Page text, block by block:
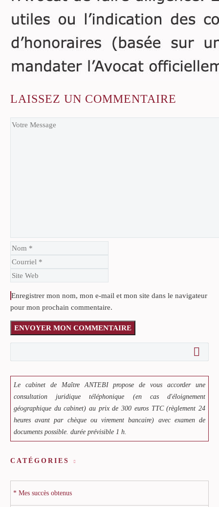
LAISSEZ UN COMMENTAIRE
Enregistrer mon nom, mon e-mail et mon site dans le navigateur
pour mon prochain commentaire.
ENVOYER MON COMMENTAIRE
Le cabinet de Maître ANTEBI propose de vous accorder une
consultation juridique téléphonique (en cas d'éloignement
géographique du cabinet) au prix de 300 euros TTC (règlement 24
heures avant par chèque ou virement bancaire) avec examen de
documents possible. durée prévisible 1 h.
CATÉGORIES
* Mes succès obtenus